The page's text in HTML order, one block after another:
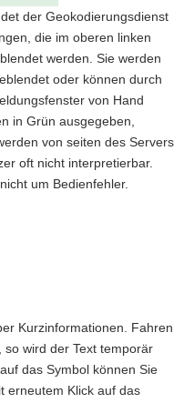
der Geokodierungsdienst
die im oberen linken
werden. Sie werden
oder können durch
von Hand
in Grün ausgegeben,
von seiten des Servers
oft nicht interpretierbar.
um Bedienfehler.
Kurzinformationen. Fahren
wird der Text temporär
das Symbol können Sie
erneutem Klick auf das